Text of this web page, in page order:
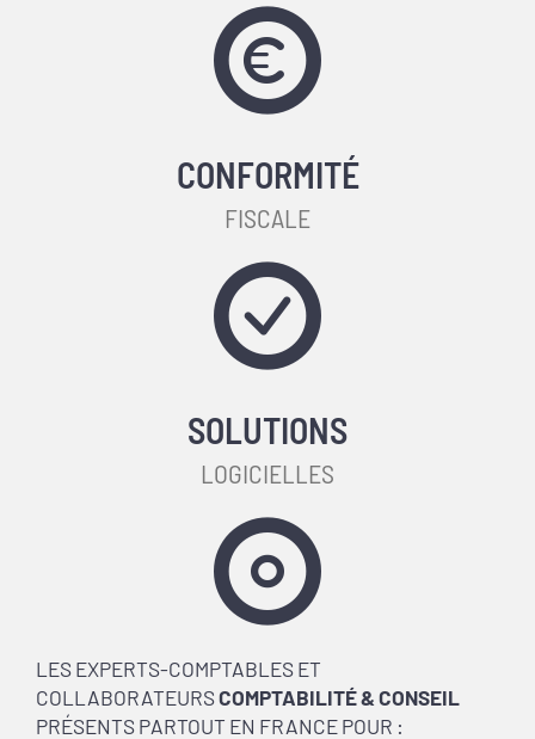
CONFORMITÉ
FISCALE
SOLUTIONS
LOGICIELLES
LES EXPERTS-COMPTABLES ET
COLLABORATEURSCOMPTABILITÉ & CONSEIL
PRÉSENTS PARTOUT EN FRANCE POUR :